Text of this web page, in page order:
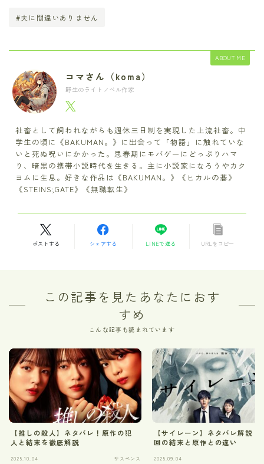
#夫に間違いありません
ABOUT ME
コマさん（koma）
野生のライトノベル作家
社畜として飼われながらも週休三日制を実現した上流社畜。中
学生の頃に《BAKUMAN。》に出会って「物語」に触れていな
いと死ぬ呪いにかかった。思春期にモバゲーにどっぷりハマ
り、暗黒の携帯小説時代を生きる。主に小説家になろうやカク
ヨムに生息。好きな作品は《BAKUMAN。》《ヒカルの碁》
《STEINS;GATE》《無職転生》
ポストする シェアする LINEで送る URLをコピー
この記事を見たあなたにおす
すめ
こんな記事も読まれています
【推しの殺人】ネタバレ！原作の犯
人と結末を徹底解説
2025.10.04 サスペンス
【サイレーン】ネタバレ解説！
回の結末と原作との違い
2025.09.04